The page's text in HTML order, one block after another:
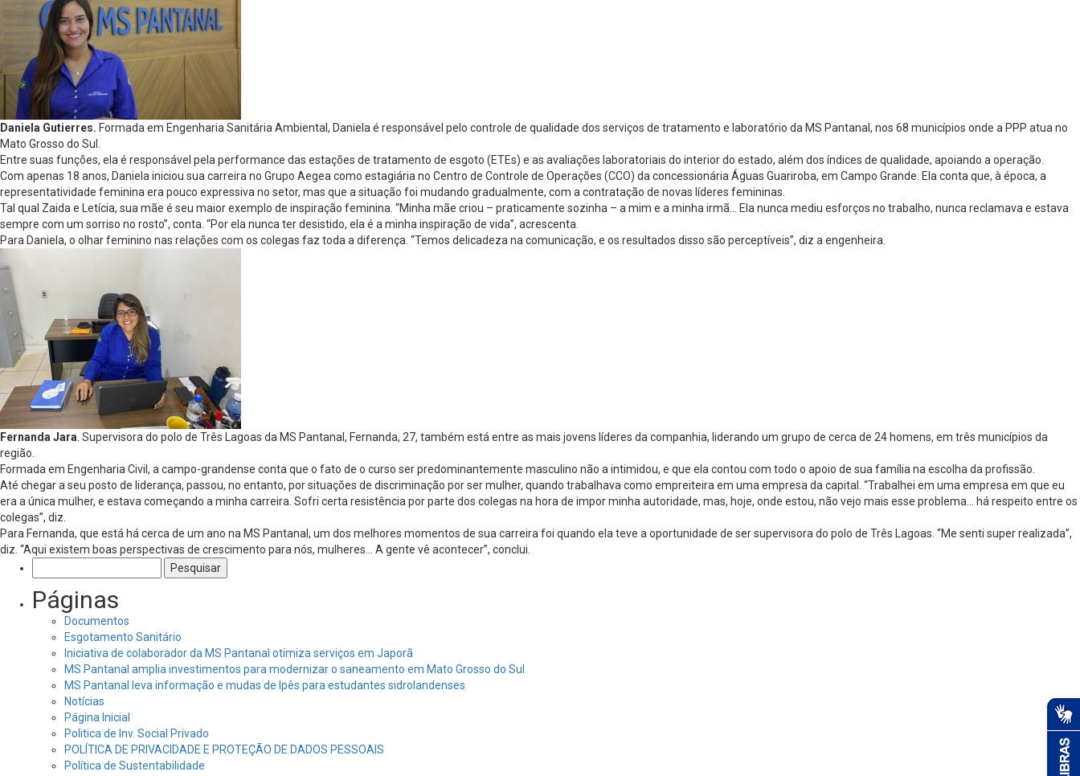
Daniela Gutierres. Formada em Engenharia Sanitária Ambiental, Daniela é responsável pelo controle de qualidade dos serviços de tratamento e laboratório da MS Pantanal, nos 68 municípios onde a PPP atua no
Mato Grosso do Sul.
Entre suas funções, ela é responsável pela performance das estações de tratamento de esgoto (ETEs) e as avaliações laboratoriais do interior do estado, além dos índices de qualidade, apoiando a operação.
Com apenas 18 anos, Daniela iniciou sua carreira no Grupo Aegea como estagiária no Centro de Controle de Operações (CCO) da concessionária Águas Guariroba, em Campo Grande. Ela conta que, à época, a
representatividade feminina era pouco expressiva no setor, mas que a situação foi mudando gradualmente, com a contratação de novas líderes femininas.
Tal qual Zaida e Letícia, sua mãe é seu maior exemplo de inspiração feminina. “Minha mãe criou – praticamente sozinha – a mim e a minha irmã… Ela nunca mediu esforços no trabalho, nunca reclamava e estava
sempre com um sorriso no rosto”, conta. “Por ela nunca ter desistido, ela é a minha inspiração de vida”, acrescenta.
Para Daniela, o olhar feminino nas relações com os colegas faz toda a diferença. “Temos delicadeza na comunicação, e os resultados disso são perceptíveis”, diz a engenheira.
Fernanda Jara . Supervisora do polo de Três Lagoas da MS Pantanal, Fernanda, 27, também está entre as mais jovens líderes da companhia, liderando um grupo de cerca de 24 homens, em três municípios da
região.
Formada em Engenharia Civil, a campo-grandense conta que o fato de o curso ser predominantemente masculino não a intimidou, e que ela contou com todo o apoio de sua família na escolha da profissão.
Até chegar a seu posto de liderança, passou, no entanto, por situações de discriminação por ser mulher, quando trabalhava como empreiteira em uma empresa da capital. “Trabalhei em uma empresa em que eu
era a única mulher, e estava começando a minha carreira. Sofri certa resistência por parte dos colegas na hora de impor minha autoridade, mas, hoje, onde estou, não vejo mais esse problema… há respeito entre os
colegas”, diz.
Para Fernanda, que está há cerca de um ano na MS Pantanal, um dos melhores momentos de sua carreira foi quando ela teve a oportunidade de ser supervisora do polo de Três Lagoas. “Me senti super realizada”,
diz. “Aqui existem boas perspectivas de crescimento para nós, mulheres… A gente vê acontecer”, conclui.
por:
Páginas
Documentos
Esgotamento Sanitário
Iniciativa de colaborador da MS Pantanal otimiza serviços em Japorã
MS Pantanal amplia investimentos para modernizar o saneamento em Mato Grosso do Sul
MS Pantanal leva informação e mudas de Ipês para estudantes sidrolandenses
Notícias
Página Inicial
Politica de Inv. Social Privado
POLÍTICA DE PRIVACIDADE E PROTEÇÃO DE DADOS PESSOAIS
Política de Sustentabilidade